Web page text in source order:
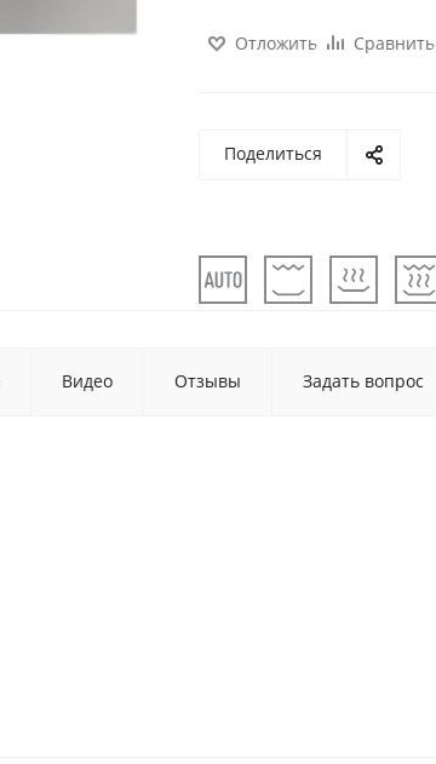
Отложить Сравнить
Поделиться
Видео Отзывы Задать вопрос